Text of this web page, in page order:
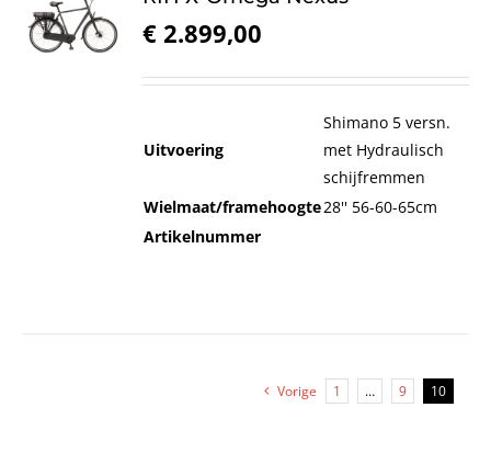
€ 2.899,00
Uitvoering
Shimano 5 versn.
met Hydraulisch
schijfremmen
Wielmaat/framehoogte28'' 56-60-65cm
Artikelnummer
Vorige 1 … 9 10